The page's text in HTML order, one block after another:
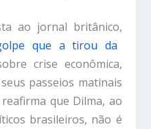
ao jornal britânico,
que a tirou da
crise econômica,
passeios matinais
que Dilma, ao
brasileiros, não é